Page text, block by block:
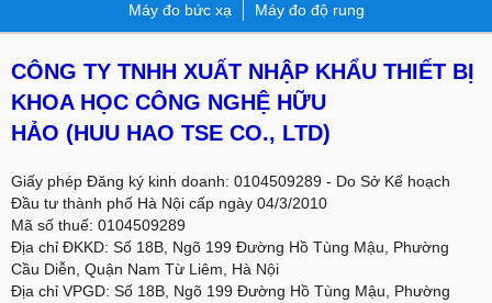
Máy đo bức xạ
Máy đo độ rung
CÔNG TY TNHH XUẤT NHẬP KHẨU THIẾT BỊ
KHOA HỌC CÔNG NGHỆ HỮU
HẢO (HUU HAO TSE CO., LTD)
Giấy phép Đăng ký kinh doanh: 0104509289 - Do Sở Kế hoạch
Đầu tư thành phố Hà Nội cấp ngày 04/3/2010
Mã số thuế: 0104509289
Địa chỉ ĐKKD: Số 18B, Ngõ 199 Đường Hồ Tùng Mậu, Phường
Cầu Diễn, Quận Nam Từ Liêm, Hà Nội
Địa chỉ VPGD: Số 18B, Ngõ 199 Đường Hồ Tùng Mậu, Phường